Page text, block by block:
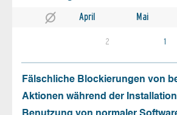
April Mai
2 1
Fälschliche Blockierungen von
Aktionen während der